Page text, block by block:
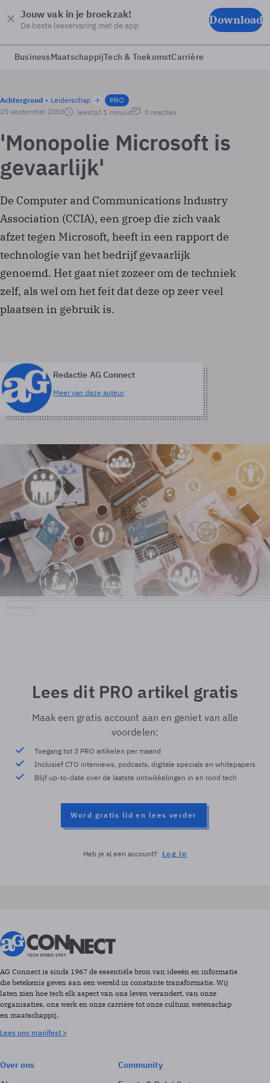
Jouw vak in je broekzak!
De beste leeservaring met de app Download
BusinessMaatschappijTech & ToekomstCarrière
Achtergrond Leiderschap
PRO
25 september 2003
leestijd 1 minuut 0 reacties
'Monopolie Microsoft is
gevaarlijk'
De Computer and Communications Industry
Association (CCIA), een groep die zich vaak
afzet tegen Microsoft, heeft in een rapport de
technologie van het bedrijf gevaarlijk
genoemd. Het gaat niet zozeer om de techniek
zelf, als wel om het feit dat deze op zeer veel
plaatsen in gebruik is.
Redactie AG Connect
Meer van deze auteur
Lees dit PRO artikel gratis
Maak een gratis account aan en geniet van alle
voordelen:
Toegang tot 3 PRO artikelen per maand
Inclusief CTO interviews, podcasts, digitale specials en whitepapers
Blijf up-to-date over de laatste ontwikkelingen in en rond tech
Word gratis lid en lees verder
Heb je al een account? Log in
AG Connect is sinds 1967 de essentiële bron van ideeën en informatie
die betekenis geven aan een wereld in constante transformatie. Wij
laten zien hoe tech elk aspect van ons leven verandert, van onze
organisaties, ons werk en onze carrière tot onze cultuur, wetenschap
en maatschappij.
Lees ons manifest >
Over ons
Community